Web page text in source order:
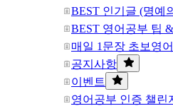
BEST 인기글 (명예
BEST 영어공부 팁
매일 1문장 초보영
공지사항
이벤트
영어공부 인증 챌린